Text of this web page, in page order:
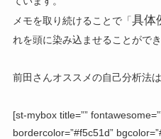
メモを取り続けることで「具体
れを頭に染み込ませることができ
前田さんオススメの自己分析法
[st-mybox title=””
bordercolor=”#f5c51d”